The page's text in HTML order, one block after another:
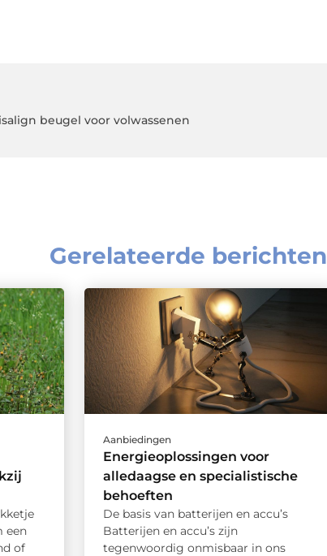
beugel voor volwassenen
Gerelateerde berichten
een
of
Aanbiedingen
Energieoplossingen voor
alledaagse en specialistische
behoeften
De basis van batterijen en accu’s
Batterijen en accu’s zijn
tegenwoordig onmisbaar in ons